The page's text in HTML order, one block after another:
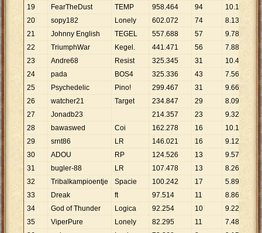
19
FearTheDust TEMP 958.464 94 10.196
20
sopy182 Lonely 602.072 74 8.136
21
Johnny English TEGEL 557.688 57 9.784
22
TriumphWar Kegel. 441.471 56 7.883
23
Andre68 Resist 325.345 31 10.495
24
pada BOS4 325.336 43 7.566
25
Psychedelic Pino! 299.467 31 9.660
26
watcher21 Target 234.847 29 8.098
27
Jonadb23 214.357 23 9.320
28
bawaswed Coi 162.278 16 10.142
29
srnt86 LR 146.021 16 9.126
30
ADOU RP 124.526 13 9.579
31
bugler-88 LR 107.478 13 8.268
32
Tribalkampioentje Spacie 100.242 17 5.897
33
Dreak ft 97.514 11 8.865
34
God of Thunder Logica 92.254 10 9.225
35
ViperPure Lonely 82.295 11 7.481